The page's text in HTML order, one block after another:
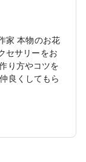
家 本物のお花
セサリーをお
り方やコツを
良くしてもら